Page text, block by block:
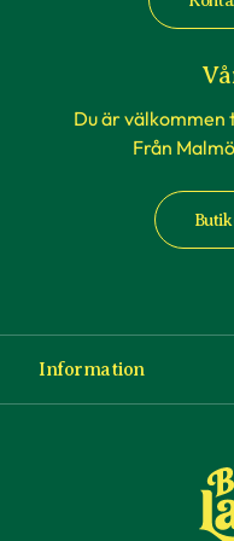
även massor med
och inspiration.
Du är välkommen
Från
Information
Köp- och